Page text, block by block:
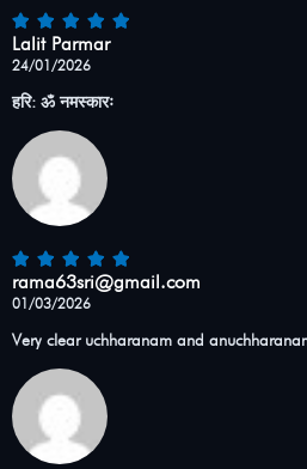
Lalit Parmar
24/01/2026
हरि: ॐ नमस्कारः
rama63sri@gmail.com
01/03/2026
Very clear uchharanam and